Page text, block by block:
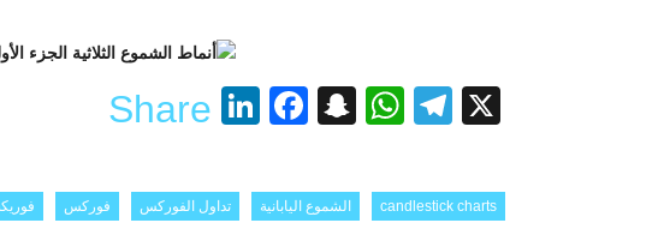
X
Telegram
WhatsApp
Snapchat
Facebook
LinkedIn
Share
candlestick charts الشموع اليابانية تداول الفوركس فوركس